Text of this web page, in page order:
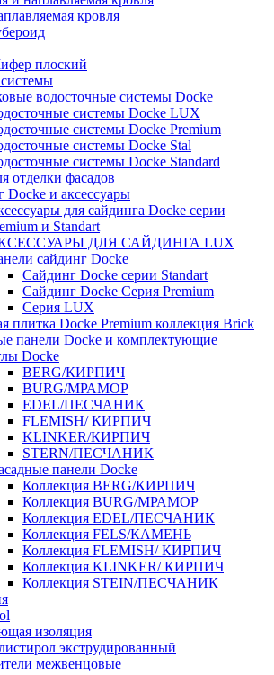
кровля
плоский
водосточные системы Docke
системы Docke LUX
системы Docke Premium
системы Docke Stal
системы Docke Standard
отделки фасадов
Docke и аксессуары
для сайдинга Docke серии
и Standart
ДЛЯ САЙДИНГА LUX
сайдинг Docke
Cайдинг Docke серии Standart
Сайдинг Docke Серия Premium
Серия LUX
плитка Docke Premium коллекция Brick
панели Docke и комплектующие
Docke
BERG/КИРПИЧ
BURG/МРАМОР
EDEL/ПЕСЧАНИК
FLEMISH/ КИРПИЧ
KLINKER/КИРПИЧ
STERN/ПЕСЧАНИК
панели Docke
Коллекция BERG/КИРПИЧ
Коллекция BURG/МРАМОР
Коллекция EDEL/ПЕСЧАНИК
Коллекция FELS/КАМЕНЬ
Коллекция FLEMISH/ КИРПИЧ
Коллекция KLINKER/ КИРПИЧ
Коллекция STEIN/ПЕСЧАНИК
изоляция
экструдированный
межвенцовые